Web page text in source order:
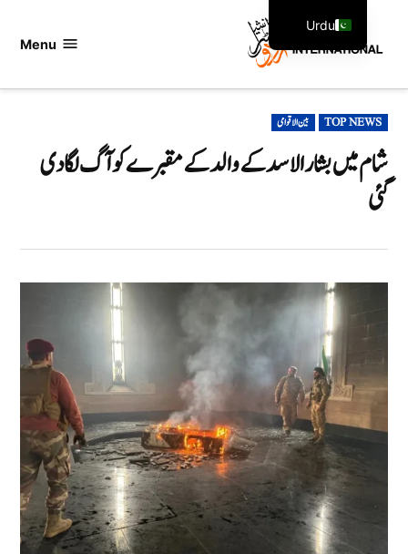
Menu
POSTED
IN
TOP NEWS بین الاقوامی
شام میں بشار الاسد کے والد کے مقبرے کو آگ لگا دی
گئی
Urdu
English